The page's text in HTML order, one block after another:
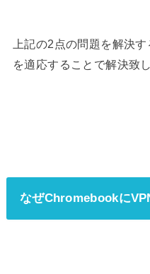
上記の2点の問題を解決
を適応することで解決致
なぜChromebookに